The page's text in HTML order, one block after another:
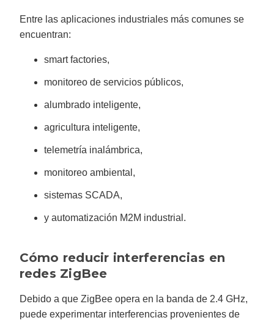
Entre las aplicaciones industriales más comunes se
encuentran:
smart factories,
monitoreo de servicios públicos,
alumbrado inteligente,
agricultura inteligente,
telemetría inalámbrica,
monitoreo ambiental,
sistemas SCADA,
y automatización M2M industrial.
Cómo reducir interferencias en
redes ZigBee
Debido a que ZigBee opera en la banda de 2.4 GHz,
puede experimentar interferencias provenientes de